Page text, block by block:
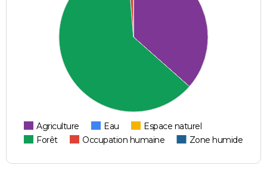
Agriculture Eau
Espace naturel
Forêt
Occupation humaine Zone humide